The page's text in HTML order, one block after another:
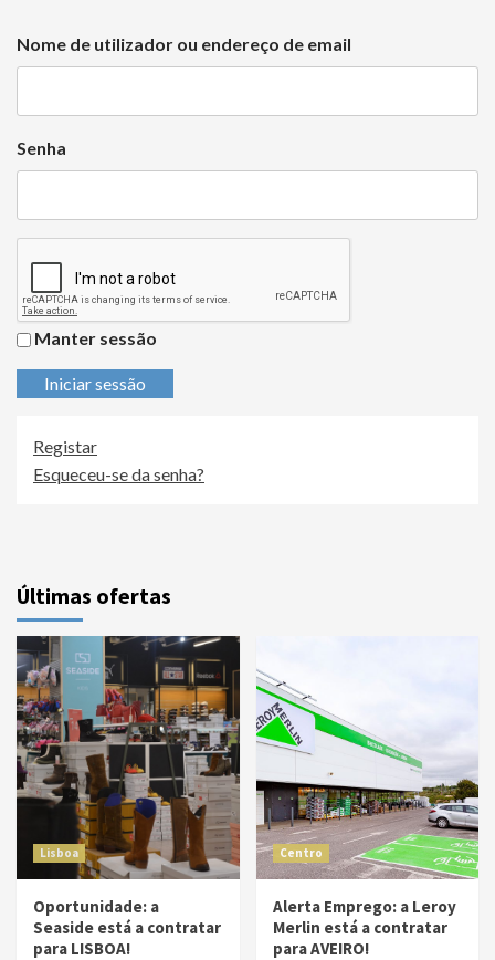
Nome de utilizador ou endereço de email
Senha
Manter sessão
Iniciar sessão
Registar
Esqueceu-se da senha?
Últimas ofertas
Lisboa
Oportunidade: a
Seaside está a contratar
para LISBOA!
Centro
Alerta Emprego: a Leroy
Merlin está a contratar
para AVEIRO!